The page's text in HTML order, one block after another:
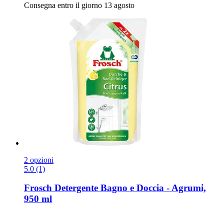
Consegna entro il giorno 13 agosto
2 opzioni
5.0 (1)
Frosch Detergente Bagno e Doccia -​ Agrumi,
950 ml